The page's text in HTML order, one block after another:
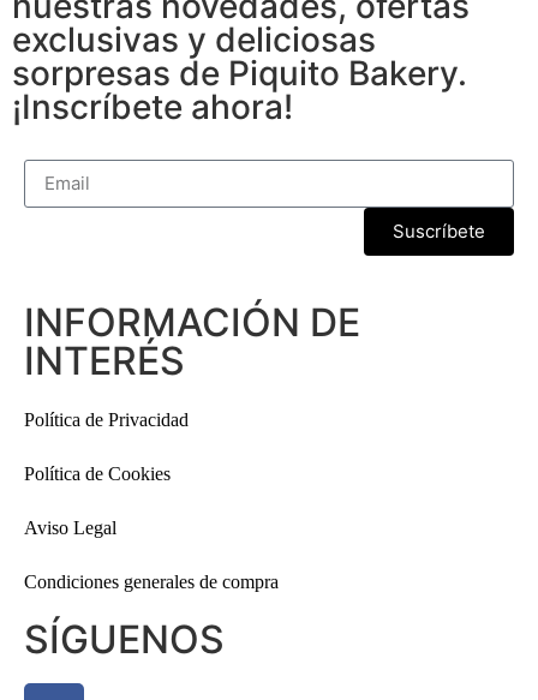
exclusivas y deliciosas
sorpresas de Piquito Bakery.
¡Inscríbete ahora!
Suscríbete
INFORMACIÓN DE
INTERÉS
Política de Privacidad
Política de Cookies
Aviso Legal
Condiciones generales de compra
SÍGUENOS